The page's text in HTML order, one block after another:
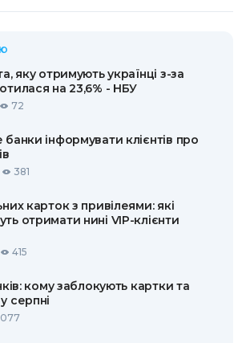
яку отримують українці з-за
на 23,6% - НБУ
72
інформувати клієнтів про
381
карток з привілеями: які
отримати нині VIP-клієнти
415
кому заблокують картки та
серпні